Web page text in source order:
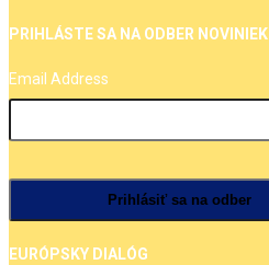
PRIHLÁSTE SA NA ODBER NOVINIEK
Email Address
EURÓPSKY DIALÓG